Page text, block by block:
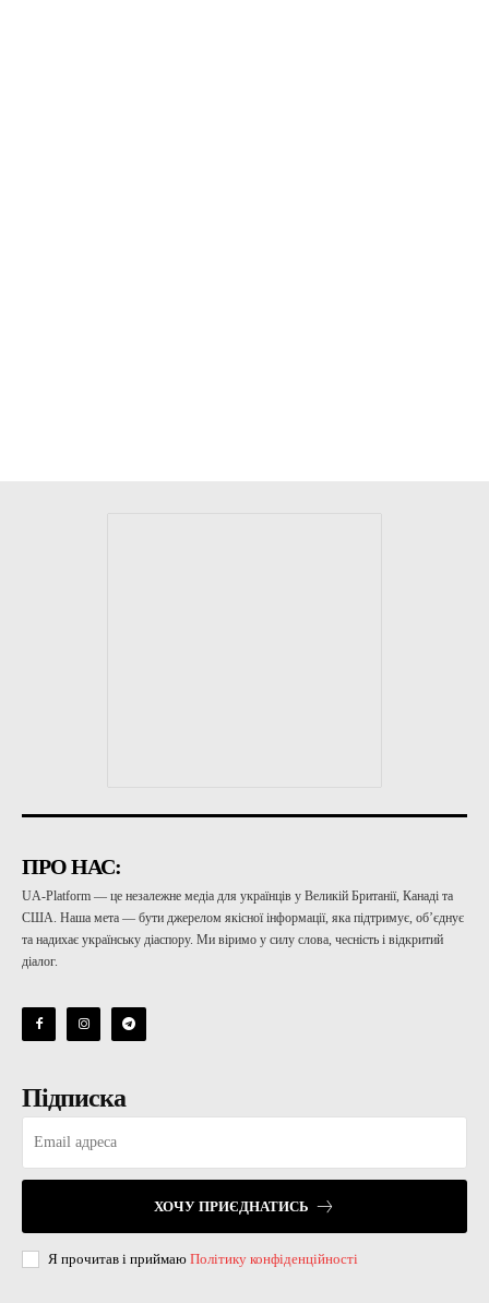
ПРО НАС:
UA-Platform — це незалежне медіа для українців у Великій Британії, Канаді та
США. Наша мета — бути джерелом якісної інформації, яка підтримує, об’єднує
та надихає українську діаспору. Ми віримо у силу слова, чесність і відкритий
діалог.
Підписка
ХОЧУ ПРИЄДНАТИСЬ
Я прочитав і приймаю Політику конфіденційності